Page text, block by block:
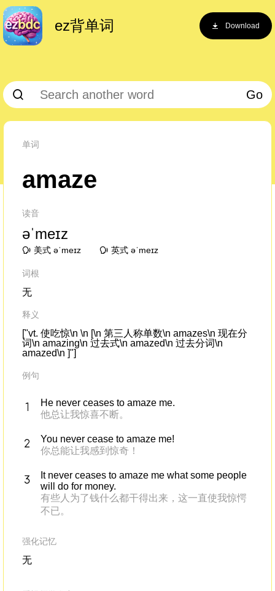
ez背单词 Download
Go
单词
amaze
读音
əˈmeɪz
美式 əˈmeɪz 英式 əˈmeɪz
词根
无
释义
["vt. 使吃惊\n \n [\n 第三人称单数\n amazes\n 现在分
词\n amazing\n 过去式\n amazed\n 过去分词\n
amazed\n ]"]
例句
He never ceases to amaze me.
他总让我惊喜不断。
You never cease to amaze me!
你总能让我感到惊奇！
It never ceases to amaze me what some people
will do for money.
有些人为了钱什么都干得出来，这一直使我惊愕
不已。
强化记忆
无